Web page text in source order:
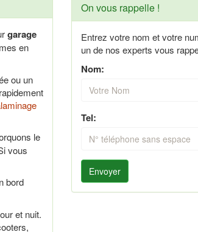
garage
en
ou un
le
vous
bord
et nuit.
On vous rappelle !
Entrez votre nom et votre
un de nos experts vous
Nom:
Tel:
Envoyer